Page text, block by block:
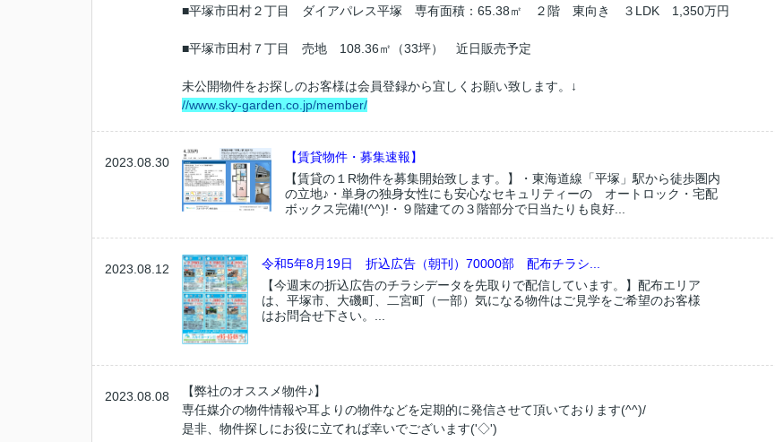
■平塚市田村２丁目 ダイアパレス平塚 専有面積：65.38㎡ ２階 東向き ３LDK 1,350万円
■平塚市田村７丁目 売地 108.36㎡（33坪） 近日販売予定
未公開物件をお探しのお客様は会員登録から宜しくお願い致します。↓
//www.sky-garden.co.jp/member/
2023.08.30
【賃貸物件・募集速報】
【賃貸の１R物件を募集開始致します。】・東海道線「平塚」駅から徒歩圏内
の立地♪・単身の独身女性にも安心なセキュリティーの オートロック・宅配
ボックス完備!(^^)!・９階建ての３階部分で日当たりも良好...
2023.08.12
令和5年8月19日 折込広告（朝刊）70000部 配布チラシ...
【今週末の折込広告のチラシデータを先取りで配信しています。】配布エリア
は、平塚市、大磯町、二宮町（一部）気になる物件はご見学をご希望のお客様
はお問合せ下さい。...
2023.08.08
【弊社のオススメ物件♪】
専任媒介の物件情報や耳よりの物件などを定期的に発信させて頂いております(^^)/
是非、物件探しにお役に立てれば幸いでございます('◇')ゞ